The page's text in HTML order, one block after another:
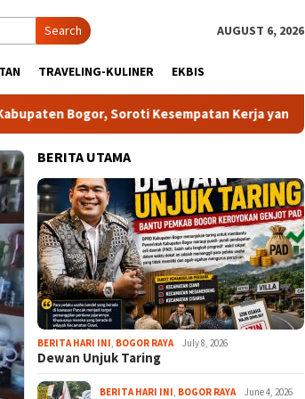
Search AUGUST 6, 2026
TRAVELING-KULINER EKBIS
Soroti Kesempatan Kerja yang Setara
BERITA UTAMA
BERITA HARI INI BOGOR RAYA July 8, 2026
Dewan Unjuk Taring
BERITA HARI INI BOGOR RAYA June 4, 2026